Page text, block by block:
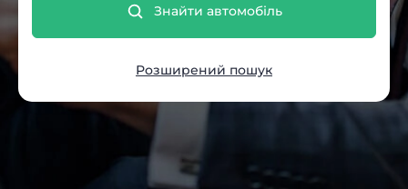
Знайти автомобіль
Розширений пошук